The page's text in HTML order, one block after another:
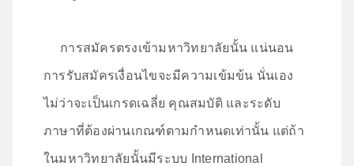
การสมัครตรงเข้ามหาวิทยาลัยนั้น แน่นอน
การรับสมัครเงื่อนไขจะมีความเข้มข้น นั่นเอง
ไม่ว่าจะเป็นเกรดเฉลี่ย คุณสมบัติ และระดับ
ภาษาที่ต้องผ่านเกณฑ์ตามกำหนดเท่านั้น แต่ถ้า
ในมหาวิทยาลัยนั้นมีระบบ International